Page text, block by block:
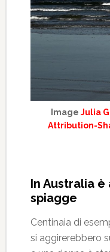
Image Julia
Attribution-
In Australia
spiagge
Centinaia di
si aggirerebbero